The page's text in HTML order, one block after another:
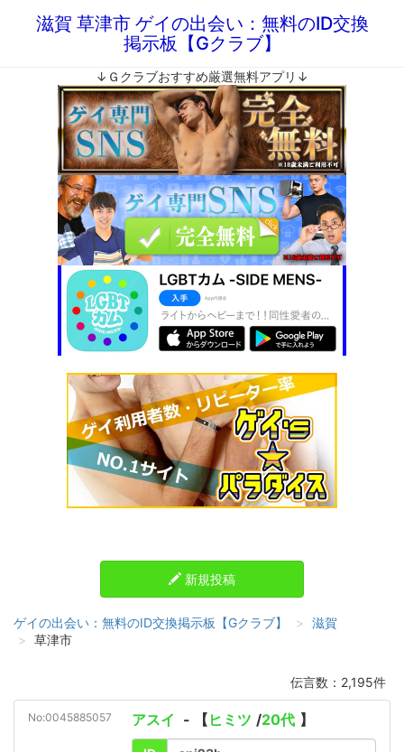
滋賀 草津市 ゲイの出会い：無料のID交換
掲示板【Gクラブ】
↓Ｇクラブおすすめ厳選無料アプリ↓
新規投稿
ゲイの出会い：無料のID交換掲示板【Gクラブ】
滋賀
草津市
伝言数：2,195件
No:0045885057 アスイ - 【 ヒミツ /20代 】